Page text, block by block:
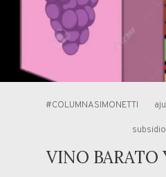
#COLUMNASIMONETTI
VINO BARATO